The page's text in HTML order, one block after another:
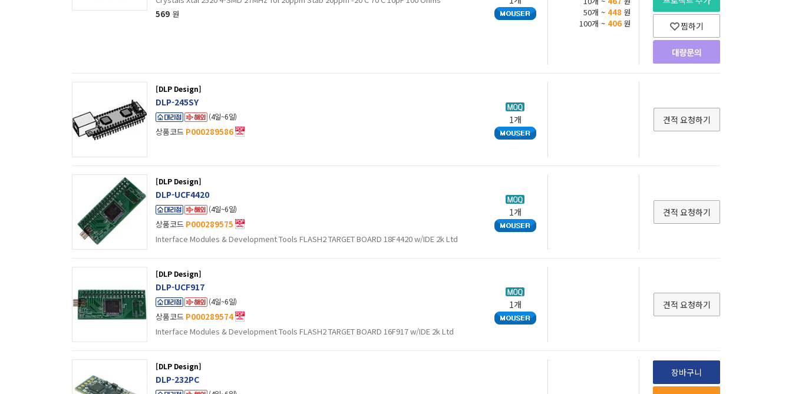
569 원
50개 ~ 448 원
100개 ~ 406 원 찜하기
[DLP Design]
DLP-245SY
(4일~6일)
상품코드 P000289586
1개 견적 요청하기
[DLP Design]
DLP-UCF4420
(4일~6일)
상품코드 P000289575
Interface Modules & Development Tools FLASH2 TARGET BOARD 18F4420 w/IDE 2k Ltd
1개 견적 요청하기
[DLP Design]
DLP-UCF917
(4일~6일)
상품코드 P000289574
Interface Modules & Development Tools FLASH2 TARGET BOARD 16F917 w/IDE 2k Ltd
1개 견적 요청하기
[DLP Design]
DLP-232PC
장바구니